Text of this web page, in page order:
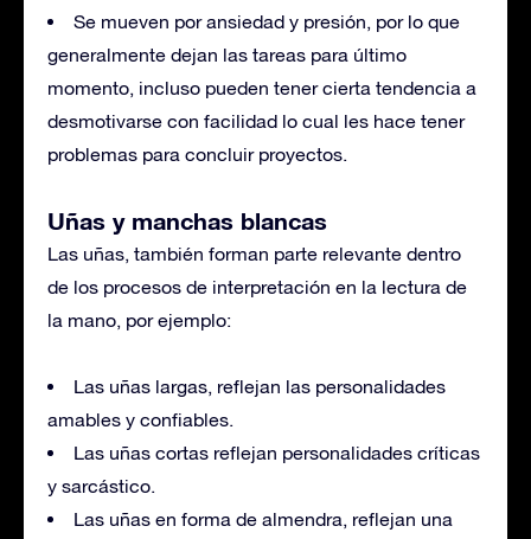
Se mueven por ansiedad y presión, por lo que
generalmente dejan las tareas para último
momento, incluso pueden tener cierta tendencia a
desmotivarse con facilidad lo cual les hace tener
problemas para concluir proyectos.
Uñas y manchas blancas
Las uñas, también forman parte relevante dentro
de los procesos de interpretación en la lectura de
la mano, por ejemplo:
Las uñas largas, reflejan las personalidades
amables y confiables.
Las uñas cortas reflejan personalidades críticas
y sarcástico.
Las uñas en forma de almendra, reflejan una